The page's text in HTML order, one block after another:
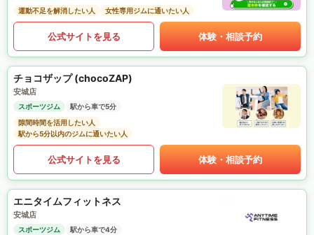
運動不足を解消したい人
女性専用ジムに通いたい人
公式サイトを見る 体験・相談予約
チョコザップ (chocoZAP)
安城店
スポーツジム
駅から車で5分
隙間時間を活用したい人
駅から5分以内のジムに通いたい人
公式サイトを見る 体験・相談予約
エニタイムフィットネス
安城店
スポーツジム 駅から車で4分